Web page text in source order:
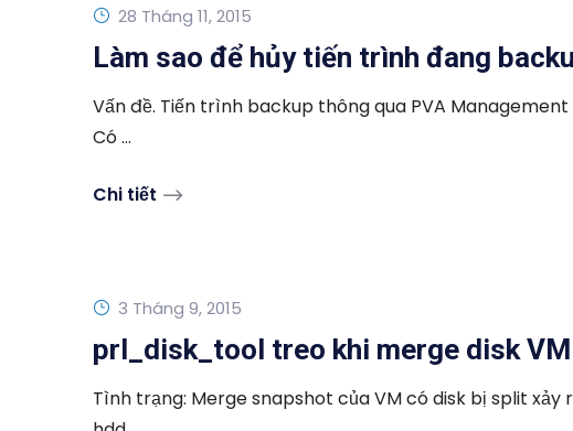
28 Tháng 11, 2015
Làm sao để hủy tiến trình đang
Vấn đề. Tiến trình backup thông qua PVA
Có ...
Chi tiết
3 Tháng 9, 2015
prl_disk_tool treo khi merge disk
Tình trạng: Merge snapshot của VM có disk bị split